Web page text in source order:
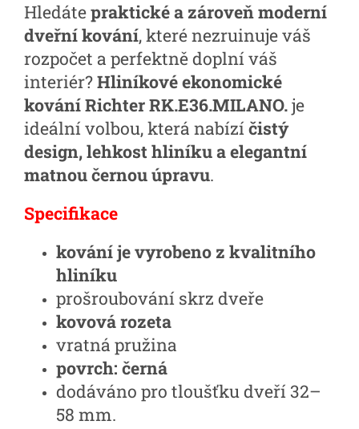
Hledátepraktické a zároveň moderní
dveřní kování, které nezruinuje váš
rozpočet a perfektně doplní váš
interiér?Hliníkové ekonomické
kování Richter RK.E36.MILANO.je
ideální volbou, která nabízíčistý
design, lehkost hliníku a elegantní
matnou černou úpravu.
Specifikace
kování je vyrobeno z kvalitního
hliníku
prošroubování skrz dveře
kovová rozeta
vratná pružina
povrch: černá
dodáváno pro tloušťku dveří 32–
58 mm.